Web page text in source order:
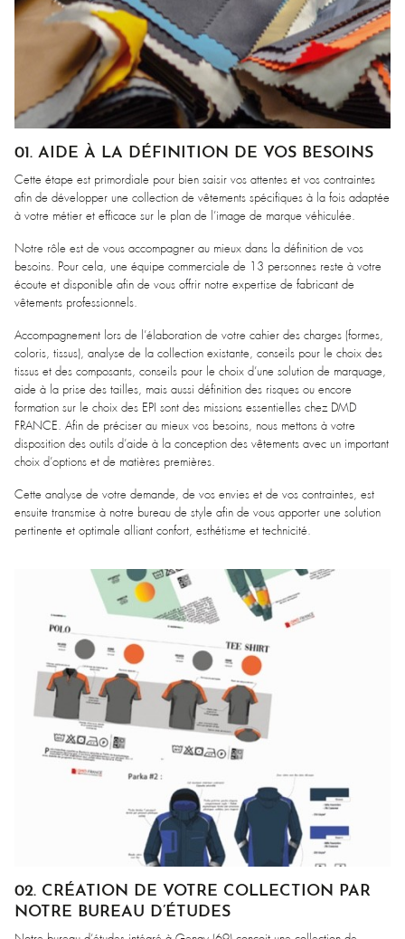
01. AIDE À LA DÉFINITION DE VOS BESOINS
Cette étape est primordiale pour bien saisir vos attentes et vos contraintes
afin de développer une collection de vêtements spécifiques à la fois adaptée
à votre métier et efficace sur le plan de l’image de marque véhiculée.
Notre rôle est de vous accompagner au mieux dans la définition de vos
besoins. Pour cela, une équipe commerciale de 13 personnes reste à votre
écoute et disponible afin de vous offrir notre expertise de fabricant de
vêtements professionnels.
Accompagnement lors de l’élaboration de votre cahier des charges (formes,
coloris, tissus), analyse de la collection existante, conseils pour le choix des
tissus et des composants, conseils pour le choix d’une solution de marquage,
aide à la prise des tailles, mais aussi définition des risques ou encore
formation sur le choix des EPI sont des missions essentielles chez DMD
FRANCE. Afin de préciser au mieux vos besoins, nous mettons à votre
disposition des outils d’aide à la conception des vêtements avec un important
choix d’options et de matières premières.
Cette analyse de votre demande, de vos envies et de vos contraintes, est
ensuite transmise à notre bureau de style afin de vous apporter une solution
pertinente et optimale alliant confort, esthétisme et technicité.
02. CRÉATION DE VOTRE COLLECTION PAR
NOTRE BUREAU D’ÉTUDES